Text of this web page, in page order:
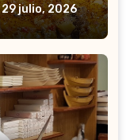
29 julio, 2026